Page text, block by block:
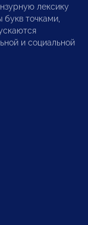
лексику
точками,
и социальной